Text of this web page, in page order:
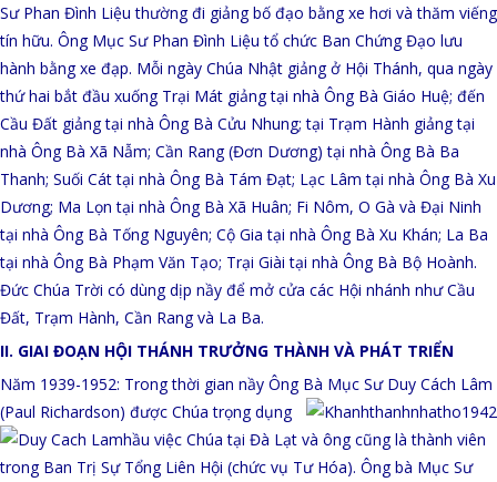
Sư Phan Đình Liệu thường đi giảng bố đạo bằng xe hơi và thăm viếng
tín hữu. Ông Mục Sư Phan Đình Liệu tổ chức Ban Chứng Đạo lưu
hành bằng xe đạp. Mỗi ngày Chúa Nhật giảng ở Hội Thánh, qua ngày
thứ hai bắt đầu xuống Trại Mát giảng tại nhà Ông Bà Giáo Huệ; đến
Cầu Đất giảng tại nhà Ông Bà Cửu Nhung; tại Trạm Hành giảng tại
nhà Ông Bà Xã Nẫm; Cần Rang (Đơn Dương) tại nhà Ông Bà Ba
Thanh; Suối Cát tại nhà Ông Bà Tám Đạt; Lạc Lâm tại nhà Ông Bà Xu
Dương; Ma Lọn tại nhà Ông Bà Xã Huân; Fi Nôm, O Gà và Đại Ninh
tại nhà Ông Bà Tống Nguyên; Cộ Gia tại nhà Ông Bà Xu Khán; La Ba
tại nhà Ông Bà Phạm Văn Tạo; Trại Giài tại nhà Ông Bà Bộ Hoành.
Đức Chúa Trời có dùng dịp nầy để mở cửa các Hội nhánh như Cầu
Đất, Trạm Hành, Cần Rang và La Ba.
II. GIAI ĐOẠN HỘI THÁNH TRƯỞNG THÀNH VÀ PHÁT TRIỂN
Năm 1939-1952: Trong thời gian nầy Ông Bà Mục Sư Duy Cách Lâm
(Paul Richardson) được Chúa trọngdụng
hầu việc Chúa tại Đà Lạt và ông cũng là thành viên
trong Ban Trị Sự Tổng Liên Hội (chức vụ Tư Hóa). Ông bà Mục Sư